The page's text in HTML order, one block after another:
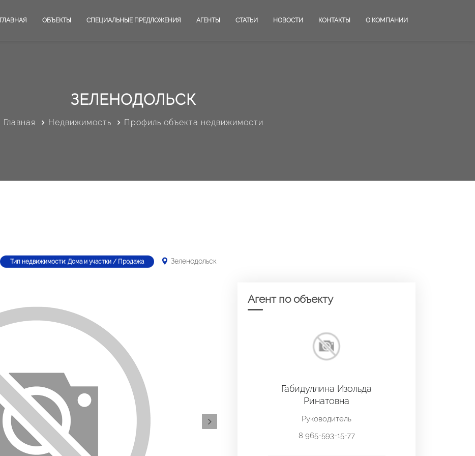
ГЛАВНАЯ ОБЪЕКТЫ СПЕЦИАЛЬНЫЕ ПРЕДЛОЖЕНИЯ АГЕНТЫ СТАТЬИ НОВОСТИ КОНТАКТЫ О КОМПАНИИ
ЗЕЛЕНОДОЛЬСК
Главная Недвижимость Профиль объекта недвижимости
Тип недвижимости: Дома и участки / Продажа Зеленодольск
Агент по объекту
Габидуллина Изольда
Ринатовна
Руководитель
8 965-593-15-77